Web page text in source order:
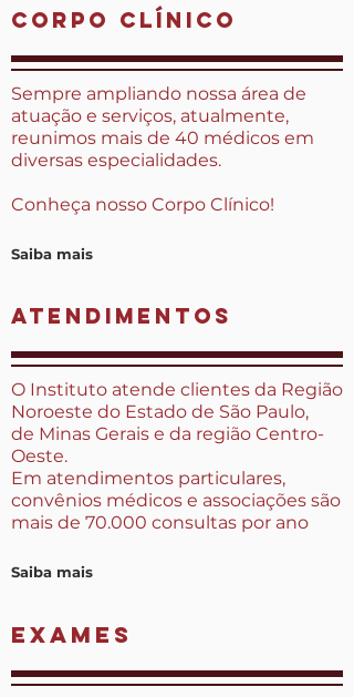
corpo clínico
Sempre ampliando nossa área de
atuação e serviços, atualmente,
reunimos mais de 40 médicos em
diversas especialidades.
Conheça nosso Corpo Clínico!
Saiba mais
atendimentos
O Instituto atende clientes da Região
Noroeste do Estado de São Paulo,
de Minas Gerais e da região Centro-
Oeste.
Em atendimentos particulares,
convênios médicos e associações são
mais de 70.000 consultas por ano
Saiba mais
exames